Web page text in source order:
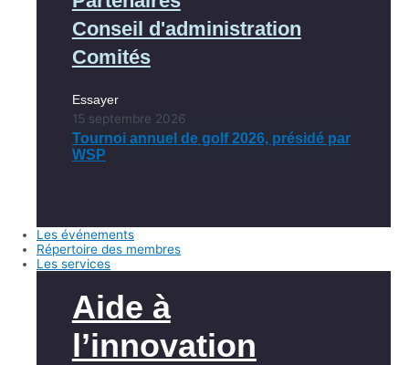
Conseil d'administration
Comités
Essayer
15 septembre 2026
Tournoi annuel de golf 2026, présidé par
WSP
Les événements
Répertoire des membres
Les services
Aide à
l’innovation